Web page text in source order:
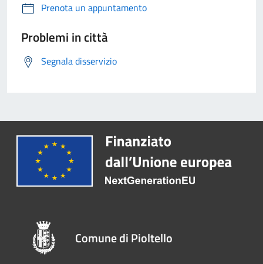
Prenota un appuntamento
Problemi in città
Segnala disservizio
Comune di Pioltello